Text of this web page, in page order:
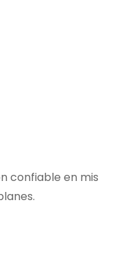
confiable en mis